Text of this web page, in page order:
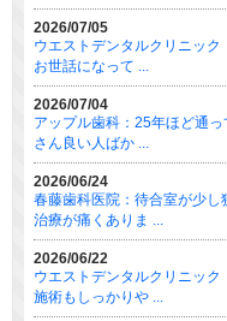
2026/07/05
ウエストデンタルクリニッ
お世話になって ...
2026/07/04
アップル歯科：25年ほど通
さん良い人ばか ...
2026/06/24
春藤歯科医院：待合室が少し
治療が痛くありま ...
2026/06/22
ウエストデンタルクリニック
施術もしっかりや ...